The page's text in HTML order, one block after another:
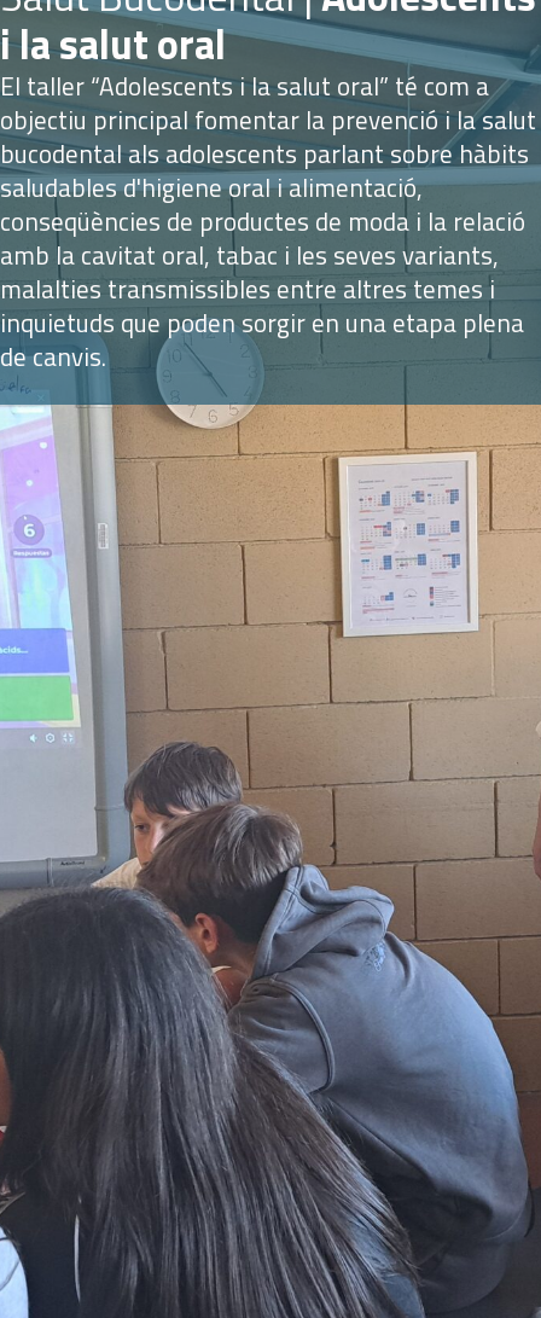
i la salut oral
El taller “Adolescents i la salut oral” té com a
objectiu principal fomentar la prevenció i la salut
bucodental als adolescents parlant sobre hàbits
saludables d'higiene oral i alimentació,
conseqüències de productes de moda i la relació
amb la cavitat oral, tabac i les seves variants,
malalties transmissibles entre altres temes i
inquietuds que poden sorgir en una etapa plena
de canvis.